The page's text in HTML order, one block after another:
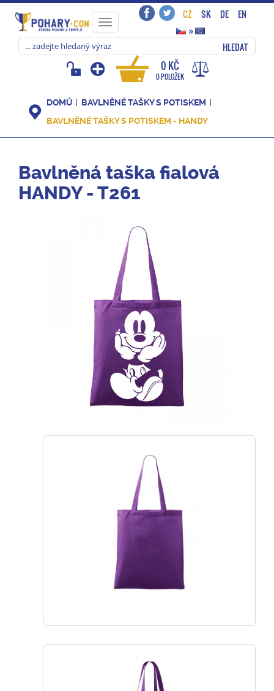
Toggle
navigation
CZ SK DE
EN
»
HLEDAT
0 KČ
0 POLOŽEK
DOMŮ
BAVLNĚNÉ TAŠKY S POTISKEM
BAVLNĚNÉ TAŠKY S POTISKEM - HANDY
Bavlněná taška fialová
HANDY - T261